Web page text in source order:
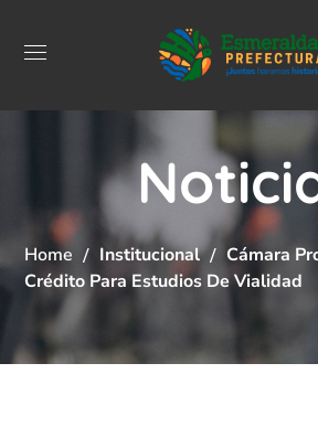
Home Institucional
Cámara
Crédito Para Estudios De Vialidad